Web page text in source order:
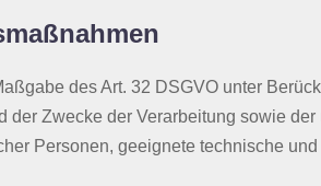
des Art. 32 DSGVO unter
der Zwecke der Verarbeitung sowie
Personen, geeignete technische